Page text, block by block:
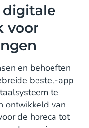
digitale
voor
en behoeften
bestel-app
te
ontwikkeld van
de horeca tot